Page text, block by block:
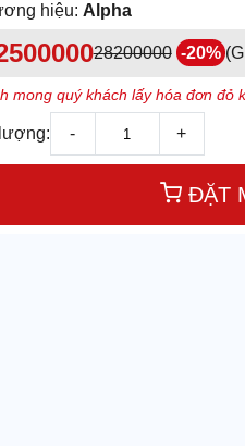
hiệu: Alpha
28200000 -20%
mong quý khách lấy hóa đơn đỏ
- +
ĐẶT